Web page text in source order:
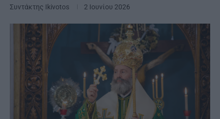
Συντάκτης Ikivotos 2 Ιουνίου 2026